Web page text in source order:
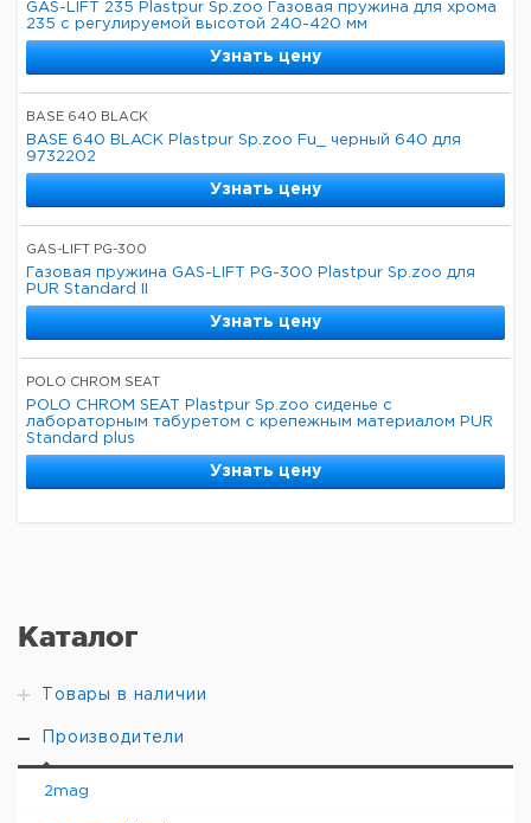
Каталог
Товары в наличии
Производители
2mag
GAS-LIFT 235 Plastpur Sp.zoo Газовая пружина для хрома
235 с регулируемой высотой 240-420 мм
Узнать цену
BASE 640 BLACK
BASE 640 BLACK Plastpur Sp.zoo Fu_ черный 640 для
9732202
Узнать цену
GAS-LIFT PG-300
Газовая пружина GAS-LIFT PG-300 Plastpur Sp.zoo для
PUR Standard II
Узнать цену
POLO CHROM SEAT
POLO CHROM SEAT Plastpur Sp.zoo сиденье с
лабораторным табуретом с крепежным материалом PUR
Standard plus
Узнать цену